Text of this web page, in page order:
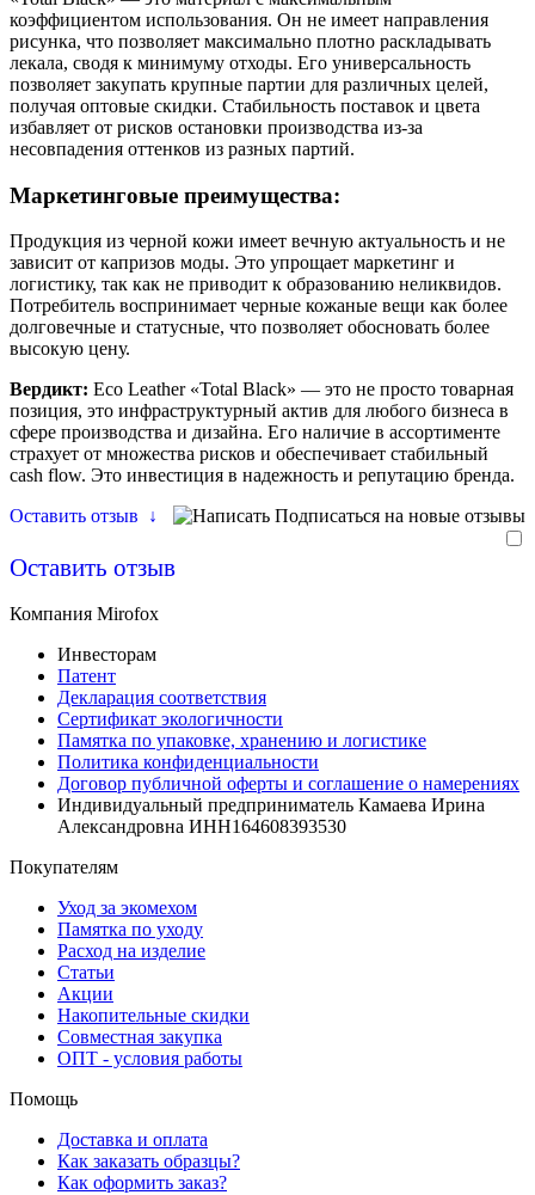
коэффициентом использования. Он не имеет направления
рисунка, что позволяет максимально плотно раскладывать
лекала, сводя к минимуму отходы. Его универсальность
позволяет закупать крупные партии для различных целей,
получая оптовые скидки. Стабильность поставок и цвета
избавляет от рисков остановки производства из-за
несовпадения оттенков из разных партий.
Маркетинговые преимущества:
Продукция из черной кожи имеет вечную актуальность и не
зависит от капризов моды. Это упрощает маркетинг и
логистику, так как не приводит к образованию неликвидов.
Потребитель воспринимает черные кожаные вещи как более
долговечные и статусные, что позволяет обосновать более
высокую цену.
Вердикт: Eco Leather «Total Black» — это не просто товарная
позиция, это инфраструктурный актив для любого бизнеса в
сфере производства и дизайна. Его наличие в ассортименте
страхует от множества рисков и обеспечивает стабильный
cash flow. Это инвестиция в надежность и репутацию бренда.
Подписаться на новые отзывы
Оставить отзыв ↓
Оставить отзыв
Компания Mirofox
Инвесторам
Патент
Декларация соответствия
Сертификат экологичности
Памятка по упаковке, хранению и логистике
Политика конфиденциальности
Договор публичной оферты и соглашение о намерениях
Индивидуальный предприниматель Камаева Ирина
Александровна ИНН164608393530
Покупателям
Уход за экомехом
Памятка по уходу
Расход на изделие
Статьи
Акции
Накопительные скидки
Совместная закупка
ОПТ - условия работы
Помощь
Доставка и оплата
Как заказать образцы?
Как оформить заказ?